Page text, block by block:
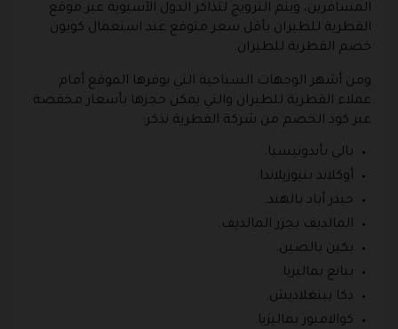
المسافرين، ويتم الترويج لتذاكر الدول الآسيوية عبر موقع
القطرية للطيران بأقل سعر متوقع عند استعمال كوبون
خصم القطرية للطيران.
ومن أشهر الوجهات السياحية التي يوفرها الموقع أمام
عملاء القطرية للطيران والتي يمكن حجزها بأسعار مخفضة
عبر كود الخصم من شركة القطرية نذكر:
بالي بأندونيسيا.
أوكلاند بنيوزيلاندا.
حيدر أباد بالهند.
المالديف بجزر المالديف.
بكين بالصين.
بيانغ بماليزيا.
دكا ببنغلاديش.
كوالامبور بماليزيا.